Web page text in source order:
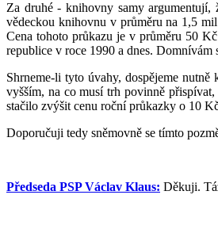
Za druhé - knihovny samy
vědeckou knihovnu v průměru na 1,5
Cena tohoto průkazu je v průměru 50
republice v roce 1990 a dnes. Domnívám
Shrneme-li tyto úvahy, dospějeme
vyšším, na co musí trh povinně
stačilo zvýšit cenu roční průkazky o 10
Doporučuji tedy sněmovně se tímto
Předseda PSP Václav Klaus: Děkuji.